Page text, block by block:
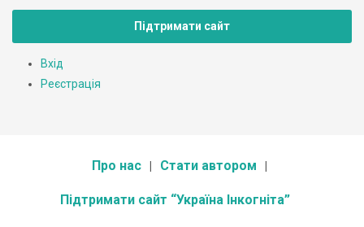
Підтримати сайт
Вхід
Реєстрація
Про нас Стати автором
Підтримати сайт “Україна Інкогніта”